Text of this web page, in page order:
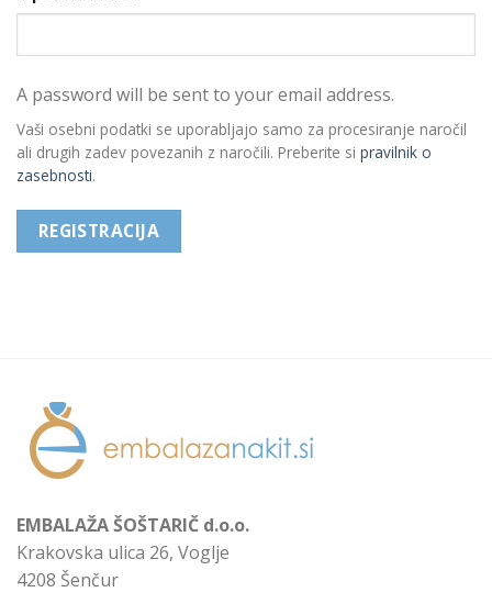
A password will be sent to your email address.
Vaši osebni podatki se uporabljajo samo za procesiranje naročil
ali drugih zadev povezanih z naročili. Preberite si pravilnik o
zasebnosti.
REGISTRACIJA
EMBALAŽA ŠOŠTARIČ d.o.o.
Krakovska ulica 26, Voglje
4208 Šenčur